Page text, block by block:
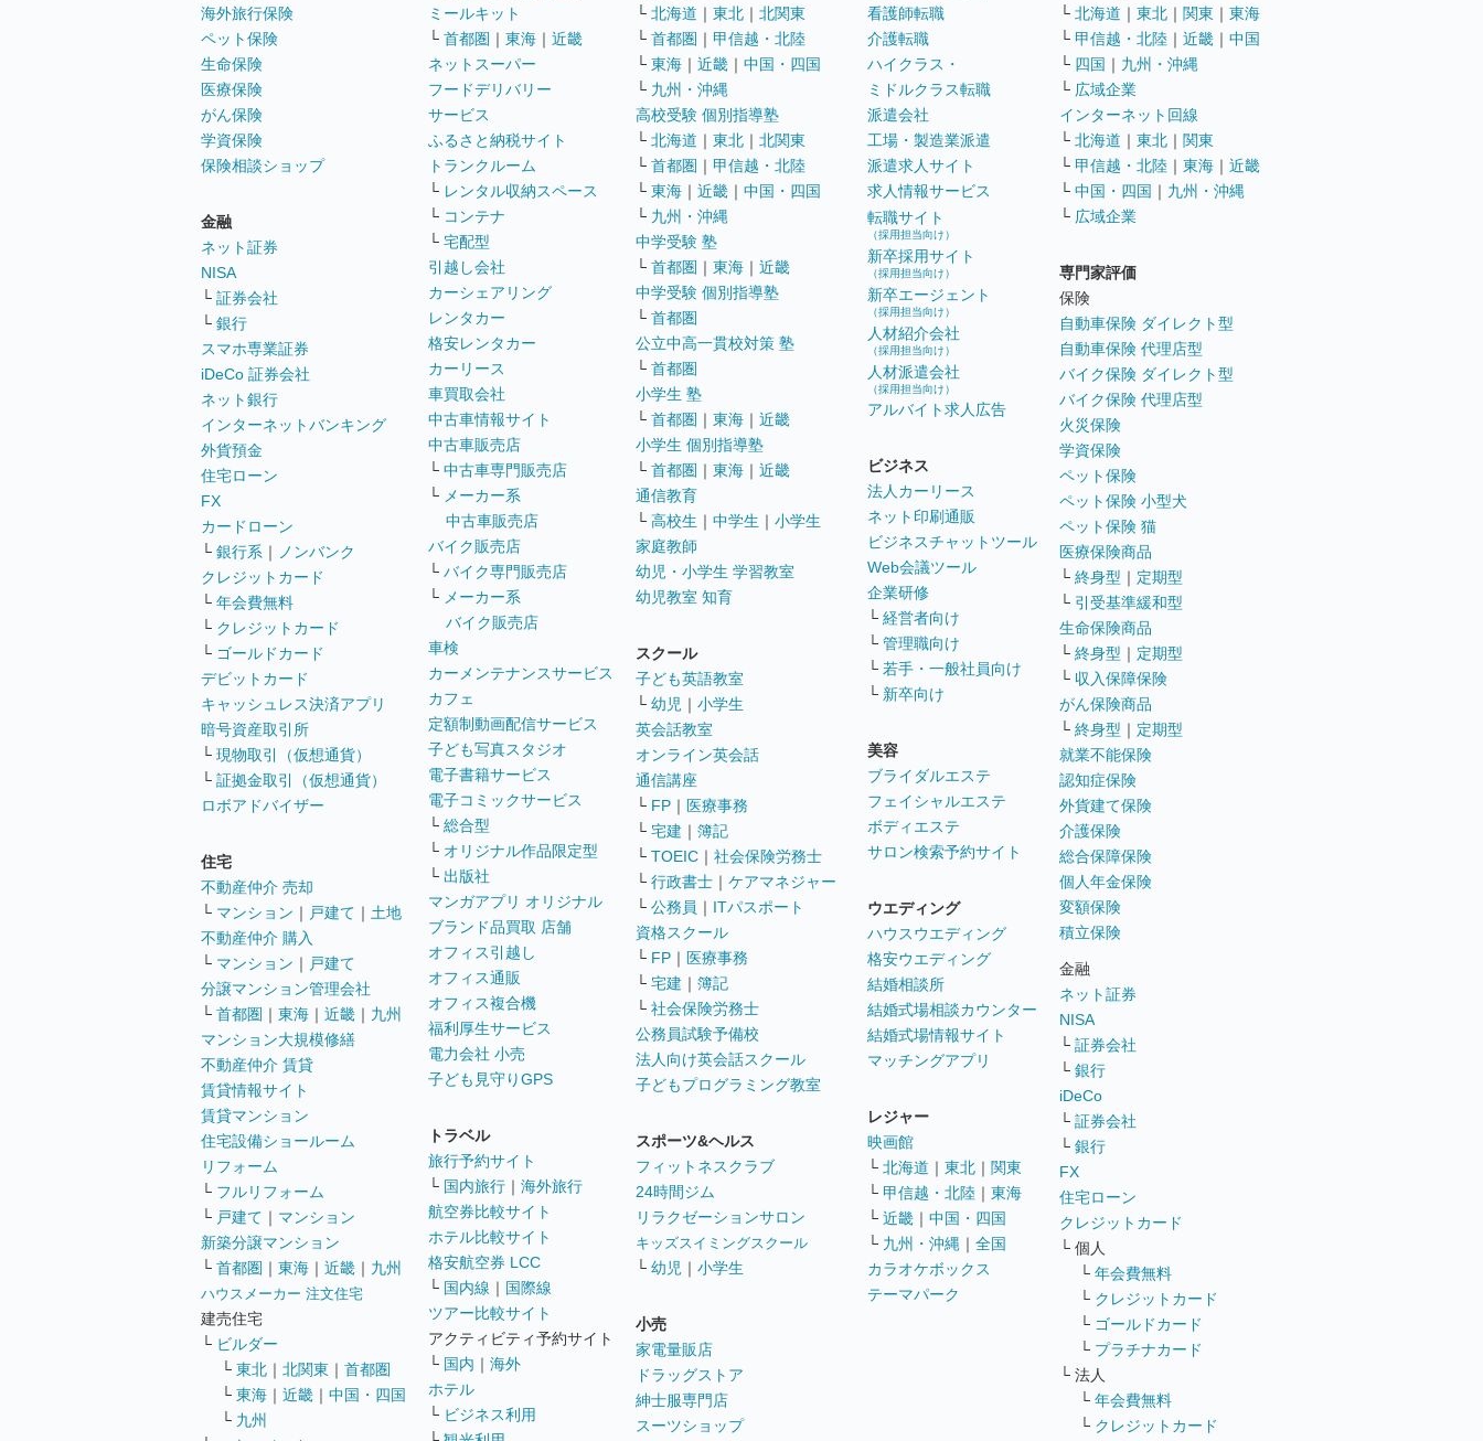
海外旅行保険
ペット保険
生命保険
医療保険
がん保険
学資保険
保険相談ショップ
金融
ネット証券
NISA
└ 証券会社
└ 銀行
スマホ専業証券
iDeCo 証券会社
ネット銀行
インターネットバンキング
外貨預金
住宅ローン
FX
カードローン
└ 銀行系 ｜
ノンバンク
クレジットカード
└ 年会費無料
└ クレジットカード
└ ゴールドカード
デビットカード
キャッシュレス決済アプリ
暗号資産取引所
└ 現物取引（仮想通貨）
└ 証拠金取引（仮想通貨）
ロボアドバイザー
住宅
不動産仲介 売却
└ マンション ｜ 戸建て ｜ 土地
不動産仲介 購入
└ マンション ｜ 戸建て
分譲マンション管理会社
└ 首都圏 ｜ 東海 ｜ 近畿 ｜ 九州
マンション大規模修繕
不動産仲介 賃貸
賃貸情報サイト
賃貸マンション
住宅設備ショールーム
リフォーム
└ フルリフォーム
└ 戸建て ｜ マンション
新築分譲マンション
└ 首都圏 ｜ 東海 ｜ 近畿 ｜ 九州
ハウスメーカー 注文住宅
建売住宅
└ ビルダー
└ 東北 ｜ 北関東 ｜ 首都圏
└ 東海 ｜ 近畿 ｜ 中国・四国
└ 九州
ミールキット
└ 首都圏 ｜ 東海 ｜ 近畿
ネットスーパー
フードデリバリー
サービス
ふるさと納税サイト
トランクルーム
└ レンタル収納スペース
└ コンテナ
└ 宅配型
引越し会社
カーシェアリング
レンタカー
格安レンタカー
カーリース
車買取会社
中古車情報サイト
中古車販売店
└ 中古車専門販売店
└ メーカー系
中古車販売店
バイク販売店
└ バイク専門販売店
└ メーカー系
バイク販売店
車検
カーメンテナンスサービス
カフェ
定額制動画配信サービス
子ども写真スタジオ
電子書籍サービス
電子コミックサービス
└ 総合型
└ オリジナル作品限定型
└ 出版社
マンガアプリ オリジナル
ブランド品買取 店舗
オフィス引越し
オフィス通販
オフィス複合機
福利厚生サービス
電力会社 小売
子ども見守りGPS
トラベル
旅行予約サイト
└ 国内旅行 ｜ 海外旅行
航空券比較サイト
ホテル比較サイト
格安航空券 LCC
└ 国内線 ｜ 国際線
ツアー比較サイト
アクティビティ予約サイト
└ 国内 ｜ 海外
ホテル
└ ビジネス利用
└ 北海道 ｜ 東北 ｜ 北関東
└ 首都圏 ｜ 甲信越・北陸
└ 東海 ｜ 近畿 ｜ 中国・四国
└ 九州・沖縄
高校受験 個別指導塾
└ 北海道 ｜ 東北 ｜ 北関東
└ 首都圏 ｜ 甲信越・北陸
└ 東海 ｜ 近畿 ｜ 中国・四国
└ 九州・沖縄
中学受験 塾
└ 首都圏 ｜ 東海 ｜ 近畿
中学受験 個別指導塾
└ 首都圏
公立中高一貫校対策 塾
└ 首都圏
小学生 塾
└ 首都圏 ｜ 東海 ｜ 近畿
小学生 個別指導塾
└ 首都圏 ｜ 東海 ｜ 近畿
通信教育
└ 高校生 ｜ 中学生 ｜ 小学生
家庭教師
幼児・小学生 学習教室
幼児教室 知育
スクール
子ども英語教室
└ 幼児 ｜ 小学生
英会話教室
オンライン英会話
通信講座
└ FP ｜ 医療事務
└ 宅建 ｜ 簿記
└ TOEIC ｜ 社会保険労務士
└ 行政書士 ｜ ケアマネジャー
└ 公務員 ｜ ITパスポート
資格スクール
└ FP ｜ 医療事務
└ 宅建 ｜ 簿記
└ 社会保険労務士
公務員試験予備校
法人向け英会話スクール
子どもプログラミング教室
スポーツ&ヘルス
フィットネスクラブ
24時間ジム
リラクゼーションサロン
キッズスイミングスクール
└ 幼児 ｜ 小学生
小売
家電量販店
ドラッグストア
紳士服専門店
スーツショップ
看護師転職
介護転職
ハイクラス・
ミドルクラス転職
派遣会社
工場・製造業派遣
派遣求人サイト
求人情報サービス
転職サイト
（採用担当向け）
新卒採用サイト
（採用担当向け）
新卒エージェント
（採用担当向け）
人材紹介会社
（採用担当向け）
人材派遣会社
（採用担当向け）
アルバイト求人広告
ビジネス
法人カーリース
ネット印刷通販
ビジネスチャットツール
Web会議ツール
企業研修
└ 経営者向け
└ 管理職向け
└ 若手・一般社員向け
└ 新卒向け
美容
ブライダルエステ
フェイシャルエステ
ボディエステ
サロン検索予約サイト
ウエディング
ハウスウエディング
格安ウエディング
結婚相談所
結婚式場相談カウンター
結婚式場情報サイト
マッチングアプリ
レジャー
映画館
└ 北海道 ｜ 東北 ｜ 関東
└ 甲信越・北陸 ｜ 東海
└ 近畿 ｜ 中国・四国
└ 九州・沖縄 ｜ 全国
カラオケボックス
テーマパーク
└ 北海道 ｜ 東北 ｜ 関東 ｜ 東海
└ 甲信越・北陸 ｜ 近畿 ｜ 中国
└ 四国 ｜ 九州・沖縄
└ 広域企業
インターネット回線
└ 北海道 ｜ 東北 ｜ 関東
└ 甲信越・北陸 ｜ 東海 ｜ 近畿
└ 中国・四国 ｜ 九州・沖縄
└ 広域企業
専門家評価
保険
自動車保険 ダイレクト型
自動車保険 代理店型
バイク保険 ダイレクト型
バイク保険 代理店型
火災保険
学資保険
ペット保険
ペット保険 小型犬
ペット保険 猫
医療保険商品
└ 終身型 ｜ 定期型
└ 引受基準緩和型
生命保険商品
└ 終身型 ｜ 定期型
└ 収入保障保険
がん保険商品
└ 終身型 ｜ 定期型
就業不能保険
認知症保険
外貨建て保険
介護保険
総合保障保険
個人年金保険
変額保険
積立保険
金融
ネット証券
NISA
└ 証券会社
└ 銀行
iDeCo
└ 証券会社
└ 銀行
FX
住宅ローン
クレジットカード
└ 個人
└ 年会費無料
└ クレジットカード
└ ゴールドカード
└ プラチナカード
└ 法人
└ 年会費無料
└ クレジットカード